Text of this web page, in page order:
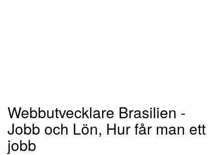
Webbutvecklare Brasilien -
Jobb och Lön, Hur får man ett
jobb